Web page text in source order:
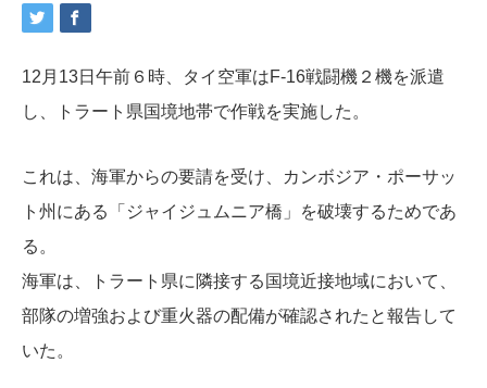
12月13日午前６時、タイ空軍はF-16戦闘機２機を派遣
し、トラート県国境地帯で作戦を実施した。
これは、海軍からの要請を受け、カンボジア・ポーサッ
ト州にある「ジャイジュムニア橋」を破壊するためであ
る。
海軍は、トラート県に隣接する国境近接地域において、
部隊の増強および重火器の配備が確認されたと報告して
いた。